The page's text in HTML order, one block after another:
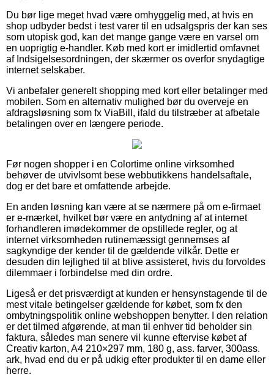
Du bør lige meget hvad være omhyggelig med, at hvis en
shop udbyder bedst i test varer til en udsalgspris der kan ses
som utopisk god, kan det mange gange være en varsel om
en uoprigtig e-handler. Køb med kort er imidlertid omfavnet
af Indsigelsesordningen, der skærmer os overfor snydagtige
internet selskaber.
Vi anbefaler generelt shopping med kort eller betalinger med
mobilen. Som en alternativ mulighed bør du overveje en
afdragsløsning som fx ViaBill, ifald du tilstræber at afbetale
betalingen over en længere periode.
Før nogen shopper i en Colortime online virksomhed
behøver de utvivlsomt bese webbutikkens handelsaftale,
dog er det bare et omfattende arbejde.
En anden løsning kan være at se nærmere på om e-firmaet
er e-mærket, hvilket bør være en antydning af at internet
forhandleren imødekommer de opstillede regler, og at
internet virksomheden rutinemæssigt gennemses af
sagkyndige der kender til de gældende vilkår. Dette er
desuden din lejlighed til at blive assisteret, hvis du forvoldes
dilemmaer i forbindelse med din ordre.
Ligeså er det prisværdigt at kunden er hensynstagende til de
mest vitale betingelser gældende for købet, som fx den
ombytningspolitik online webshoppen benytter. I den relation
er det tilmed afgørende, at man til enhver tid beholder sin
faktura, således man senere vil kunne eftervise købet af
Creativ karton, A4 210×297 mm, 180 g, ass. farver, 300ass.
ark, hvad end du er på udkig efter produkter til en dame eller
herre.